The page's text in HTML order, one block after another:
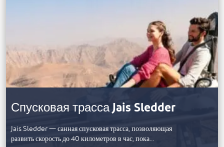
Спусковая трасса Jais Sledder
Jais Sledder — санная спусковая трасса, позволяющая
развить скорость до 40 километров в час, пока…